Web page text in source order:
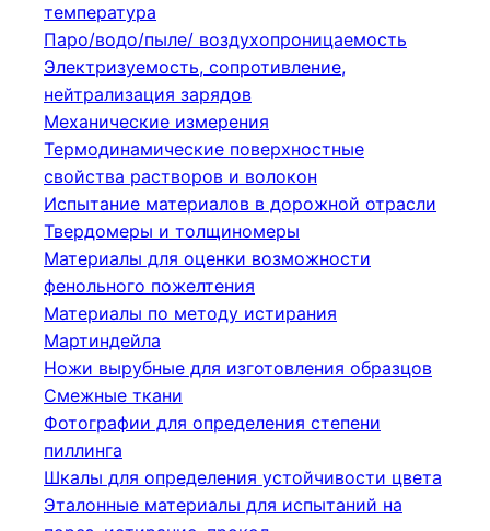
температура
Паро/водо/пыле/ воздухопроницаемость
Электризуемость, сопротивление,
нейтрализация зарядов
Механические измерения
Термодинамические поверхностные
свойства растворов и волокон
Испытание материалов в дорожной отрасли
Твердомеры и толщиномеры
Материалы для оценки возможности
фенольного пожелтения
Материалы по методу истирания
Мартиндейла
Ножи вырубные для изготовления образцов
Смежные ткани
Фотографии для определения степени
пиллинга
Шкалы для определения устойчивости цвета
Эталонные материалы для испытаний на